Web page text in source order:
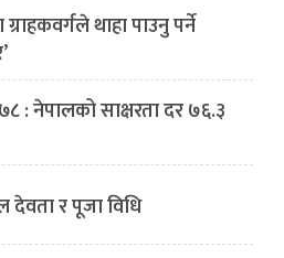
थाहा पाउनु पर्ने
: नेपालको साक्षरता दर ७६.३
देवता र पूजा विधि